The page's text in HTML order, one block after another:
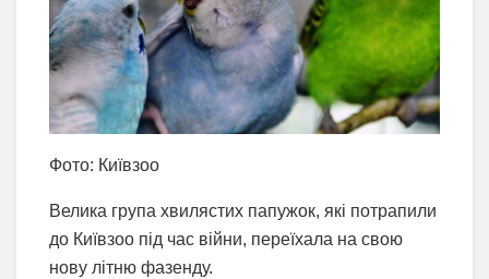
Фото: Київзоо
Велика група хвилястих папужок, які потрапили
до Київзоо під час війни, переїхала на свою
нову літню фазенду.